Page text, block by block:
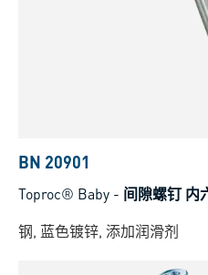
BN 20901
Toproc® Baby - 间隙螺钉 内
钢, 蓝色镀锌, 添加润滑剂